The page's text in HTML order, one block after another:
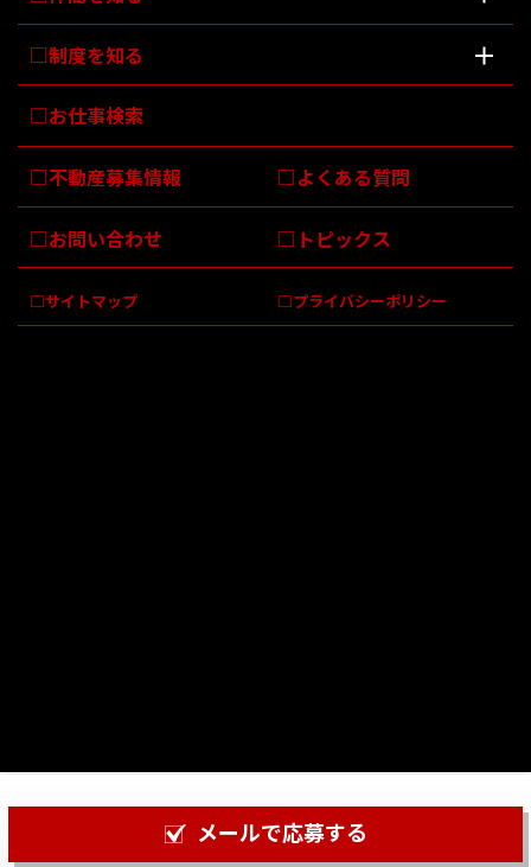
メールで応募する
制度を知る
お仕事検索
不動産募集情報 よくある質問
お問い合わせ トピックス
サイトマップ プライバシーポリシー